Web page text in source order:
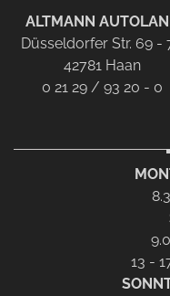
ALTMANN
Düsseldorfer Str. 69 -
42781 Haan
0 21 29 / 93 20 - 0
13 -